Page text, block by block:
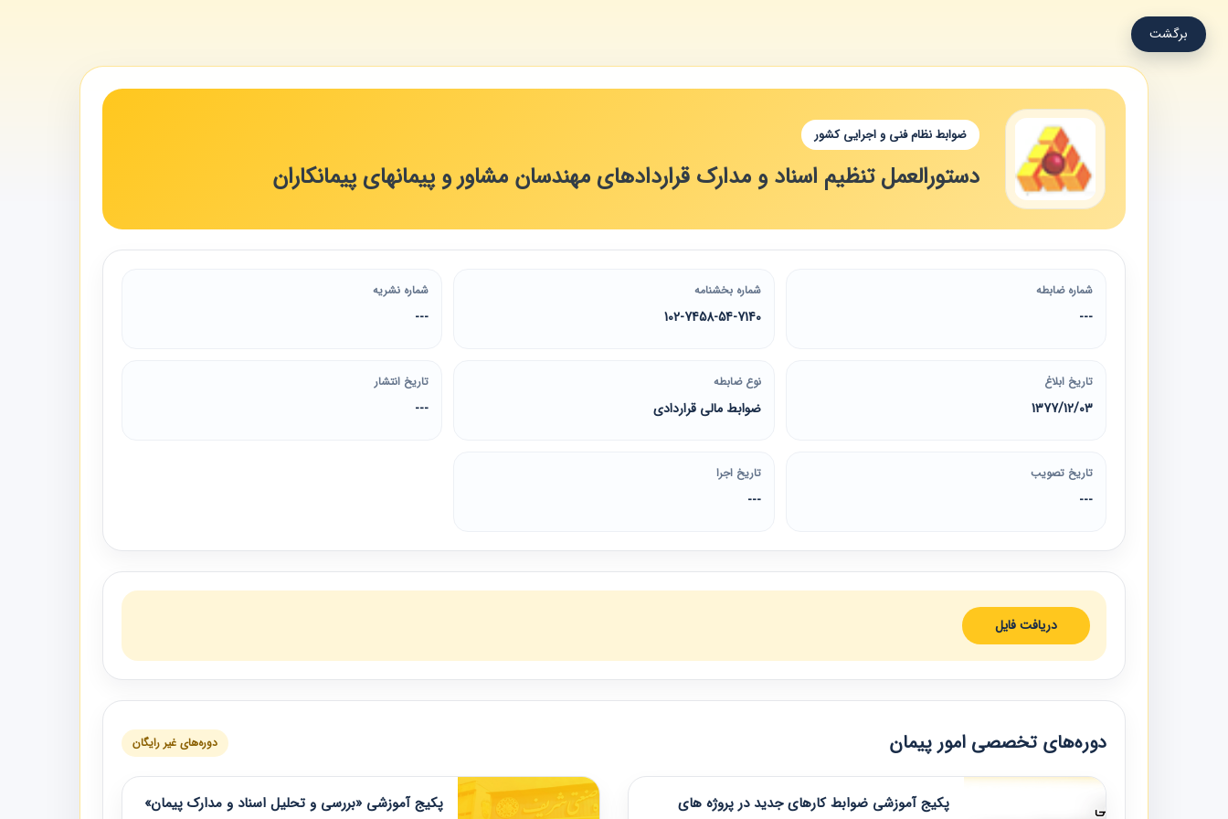
برگشت
ضوابط نظام فنی و اجرایی کشور
دستورالعمل تنظیم اسناد و مدارک قراردادهای مهندسان مشاور و پیمانهای پیمانکاران
شماره ضابطه
---
شماره بخشنامه
102-7458-54-7140
شماره نشریه
---
تاریخ ابلاغ
1377/12/03
نوع ضابطه
ضوابط مالی قراردادی
تاریخ انتشار
---
تاریخ تصویب
---
تاریخ اجرا
---
دریافت فایل
دوره‌های تخصصی امور پیمان دوره‌های غیر رایگان
پکیج آموزشی ضوابط کارهای جدید در پروژه های
پکیج آموزشی «بررسی و تحلیل اسناد و مدارک پیمان»